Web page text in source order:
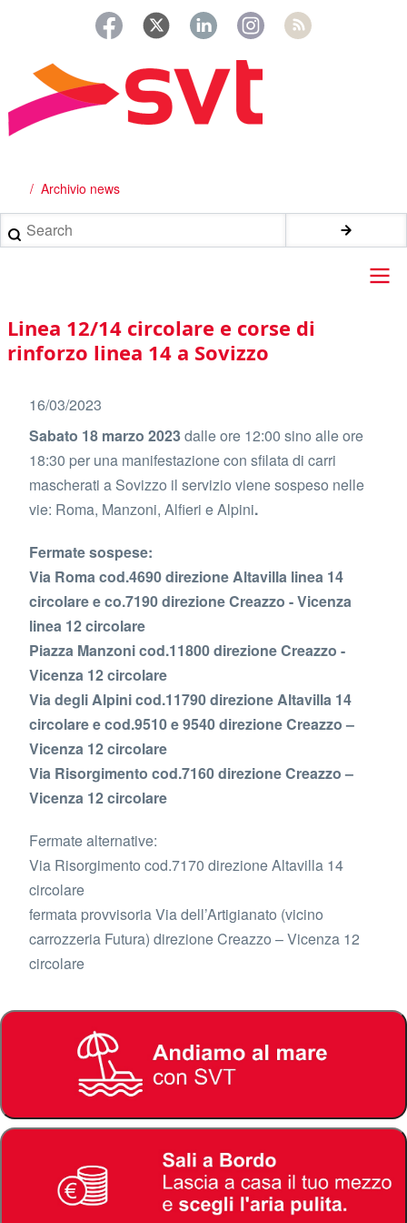
principale
Briciole
di
pane
Archivio news
Search
Main
navigation
Linea 12/14 circolare e corse di
rinforzo linea 14 a Sovizzo
16/03/2023
Sabato 18 marzo 2023dalle ore 12:00 sino alle ore
18:30 per una manifestazione con sfilata di carri
mascherati a Sovizzo il servizio viene sospeso nelle
vie: Roma, Manzoni, Alfieri e Alpini.
Fermate sospese:
Via Roma cod.4690 direzione Altavilla linea 14
circolare e co.7190 direzione Creazzo - Vicenza
linea 12 circolare
Piazza Manzoni cod.11800 direzione Creazzo -
Vicenza 12 circolare
Via degli Alpini cod.11790 direzione Altavilla 14
circolare e cod.9510 e 9540 direzione Creazzo –
Vicenza 12 circolare
Via Risorgimento cod.7160 direzione Creazzo –
Vicenza 12 circolare
Fermate alternative:
Via Risorgimento cod.7170 direzione Altavilla 14
circolare
fermata provvisoria Via dell’Artigianato (vicino
carrozzeria Futura) direzione Creazzo – Vicenza 12
circolare